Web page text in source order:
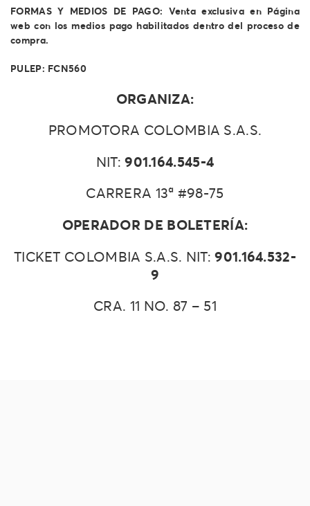
FORMAS Y MEDIOS DE PAGO: Venta exclusiva en Página
web con los medios pago habilitados dentro del proceso de
compra.
PULEP: FCN560
ORGANIZA:
PROMOTORA COLOMBIA S.A.S.
NIT:901.164.545-4
CARRERA 13ª #98-75
OPERADOR DE BOLETERÍA:
TICKET COLOMBIA S.A.S. NIT:901.164.532-
9
CRA. 11 NO. 87 – 51